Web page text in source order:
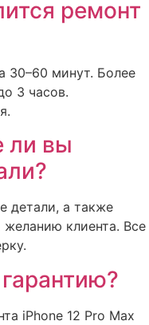
ремонт
30–60 минут. Более
3 часов.
ли вы
детали, а также
желанию клиента. Все
iPhone 12 Pro Max